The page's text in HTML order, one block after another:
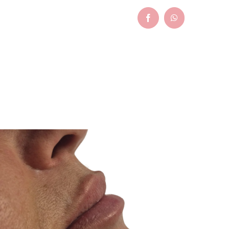
FacebookWhatsApp